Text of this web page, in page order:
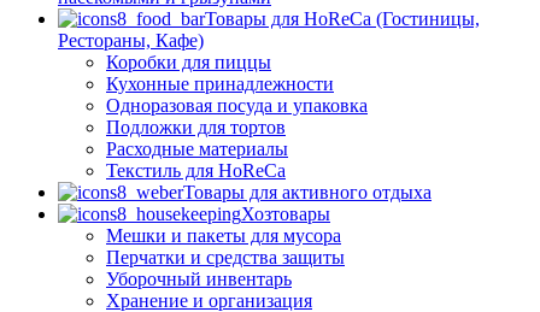
Товары для HoReCa (Гостиницы,
Рестораны, Кафе)
Коробки для пиццы
Кухонные принадлежности
Одноразовая посуда и упаковка
Подложки для тортов
Расходные материалы
Текстиль для HoReCa
Товары для активного отдыха
Хозтовары
Мешки и пакеты для мусора
Перчатки и средства защиты
Уборочный инвентарь
Хранение и организация